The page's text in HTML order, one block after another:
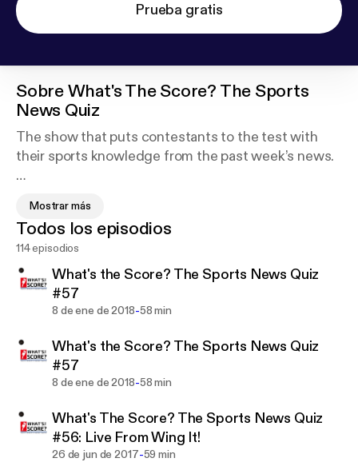
Prueba gratis
SobreWhat's The Score? The Sports
News Quiz
The show that puts contestants to the test with
their sports knowledge from the past week’s news.
Game Master Josh Scheibe, and different panelists
each week on "What's the Score? The Sports News
Quiz".
Visit our website at www.wtssportsquiz.com for
more information about becoming a contestant.
Want to become a contestant? E-mail the show:
wtssportsquiz@gmail.com or visit their website,
wtssportsquiz.com and sign-up today!
Mostrar más
Todos los episodios
114 episodios
What's the Score? The Sports News Quiz
#57
8 de ene de 2018-58 min
What's the Score? The Sports News Quiz
#57
8 de ene de 2018-58 min
What's The Score? The Sports News Quiz
#56: Live From Wing It!
26 de jun de 2017-59 min